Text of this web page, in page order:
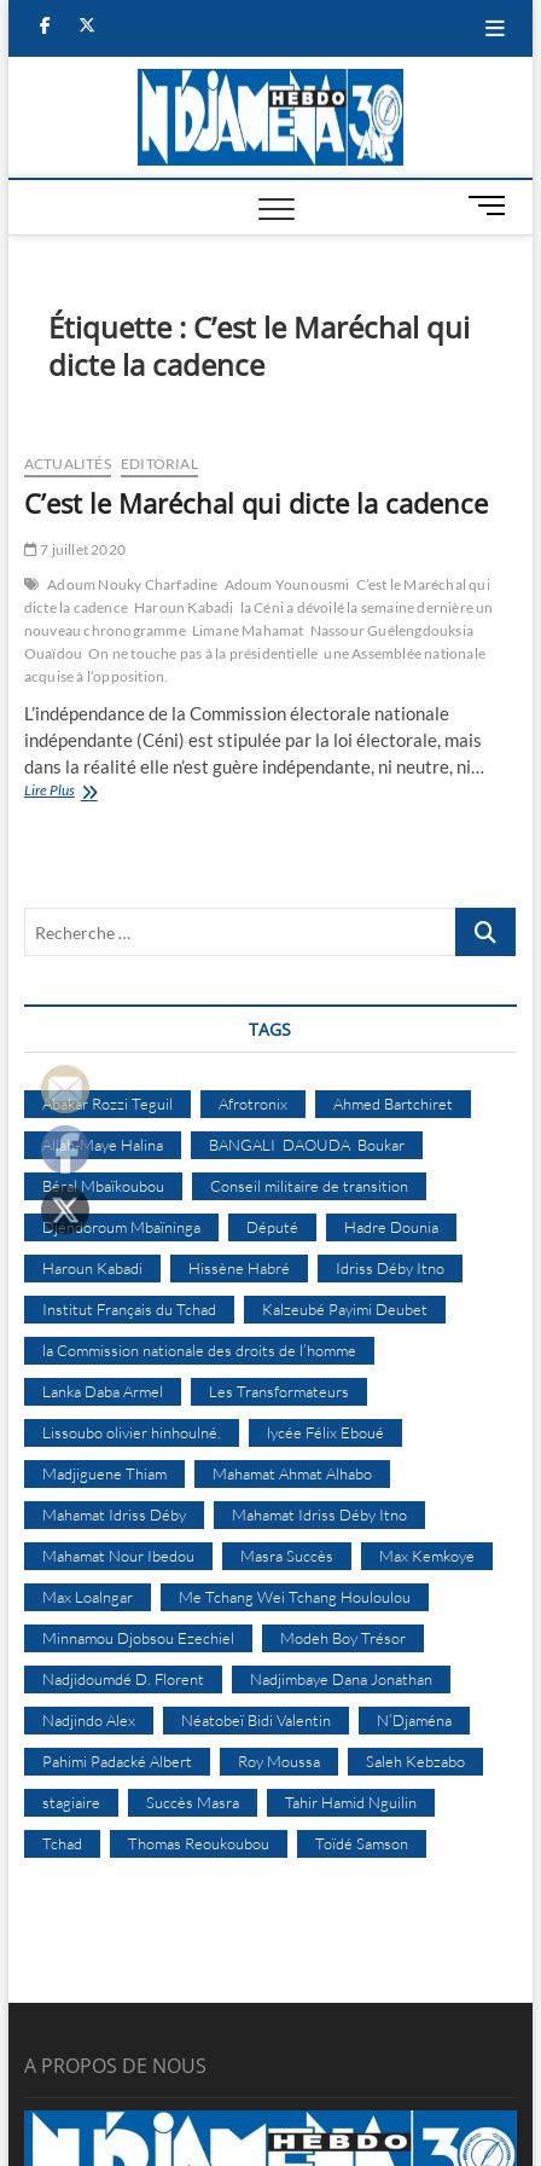
facebook
M
e
Étiquette : C’est le Maréchal qui
dicte la cadence
ACTUALITÉS EDITORIAL
C’est le Maréchal qui dicte la cadence
7 juillet 2020
Adoum Nouky Charfadine Adoum Younousmi C’est le Maréchal qui
dicte la cadence Haroun Kabadi la Céni a dévoilé la semaine dernière un
nouveau chronogramme Limane Mahamat Nassour Guélengdouksia
Ouaïdou On ne touche pas à la présidentielle une Assemblée nationale
acquise à l’opposition.
L’indépendance de la Commission électorale nationale
indépendante (Céni) est stipulée par la loi électorale, mais
dans la réalité elle n’est guère indépendante, ni neutre, ni…
Lire PlusC’est
Recherche
TAGS
Abakar Rozzi Teguil Afrotronix Ahmed Bartchiret
Allah-Maye Halina BANGALI DAOUDA Boukar
Béral Mbaïkoubou Conseil militaire de transition
Djéndoroum Mbaïninga Député Hadre Dounia
Haroun Kabadi Hissène Habré Idriss Déby Itno
Institut Français du Tchad Kalzeubé Payimi Deubet
la Commission nationale des droits de l’homme
Lanka Daba Armel Les Transformateurs
Lissoubo olivier hinhoulné. lycée Félix Eboué
Madjiguene Thiam Mahamat Ahmat Alhabo
Mahamat Idriss Déby Mahamat Idriss Déby Itno
Mahamat Nour Ibedou Masra Succès Max Kemkoye
Max Loalngar Me Tchang Wei Tchang Houloulou
Minnamou Djobsou Ezechiel Modeh Boy Trésor
Nadjidoumdé D. Florent Nadjimbaye Dana Jonathan
Nadjindo Alex Néatobeï Bidi Valentin N’Djaména
Pahimi Padacké Albert Roy Moussa Saleh Kebzabo
stagiaire Succès Masra Tahir Hamid Nguilin
Tchad Thomas Reoukoubou Toïdé Samson
A PROPOS DE NOUS